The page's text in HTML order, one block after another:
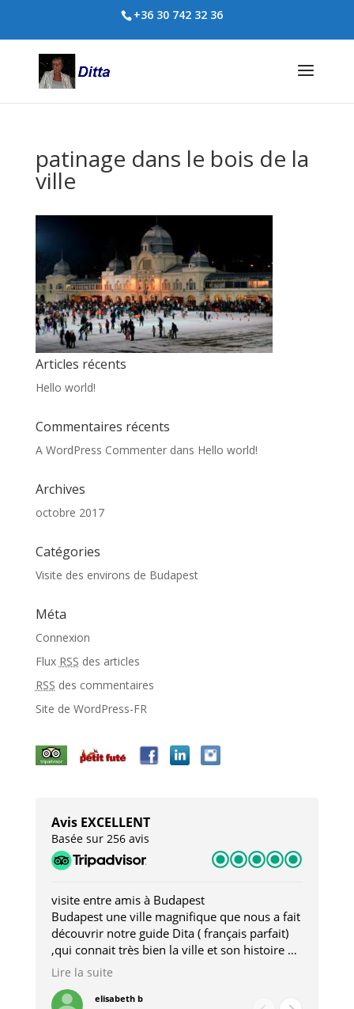
+36 30 742 32 36
patinage dans le bois de la
ville
Articles récents
Hello world!
Commentaires récents
A WordPress Commenterdans Hello world!
Archives
octobre 2017
Catégories
Visite des environs de Budapest
Méta
Connexion
Flux RSS des articles
RSS des commentaires
Site de WordPress-FR
Avis EXCELLENT
Basée sur 256 avis
visite entre amis à Budapest
Budapest une ville magnifique que nous a fait
découvrir notre guide Dita ( français parfait)
,qui connait très bien la ville et son histoire et
qui nous a permis d'accéder à des lieux
pour les restaurants . A la fin de notre séjour
Lire la suite
elisabeth b